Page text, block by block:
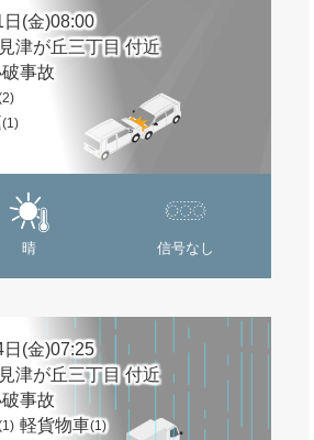
(金)08:00
津が丘三丁目 付近
事故
(1)
晴 信号なし
(金)07:25
津が丘三丁目 付近
事故
軽貨物車(1)